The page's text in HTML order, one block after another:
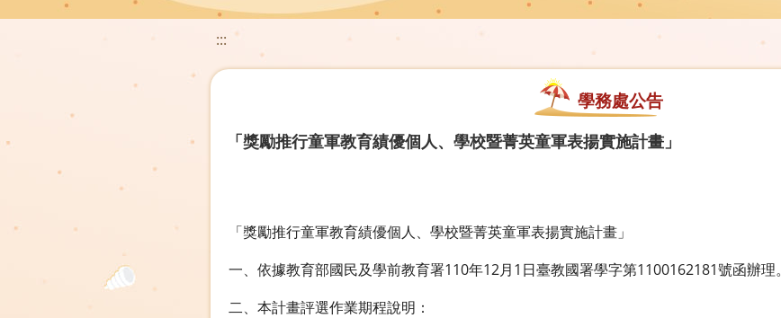
:::
學務處公告
「獎勵推行童軍教育績優個人、學校暨菁英童軍表揚實施計畫」
「獎勵推行童軍教育績優個人、學校暨菁英童軍表揚實施計畫」
一、依據教育部國民及學前教育署110年12月1日臺教國署學字第1100162181號函辦理。
二、本計畫評選作業期程說明：